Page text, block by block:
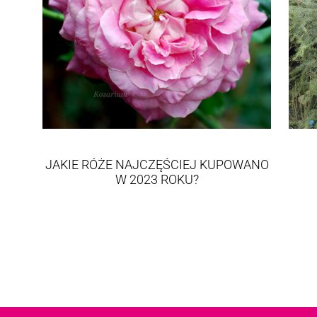
JAKIE RÓŻE NAJCZĘŚCIEJ KUPOWANO
W 2023 ROKU?